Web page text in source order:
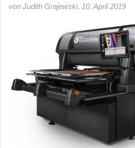
von Judith Grajewski, 10. April 2019